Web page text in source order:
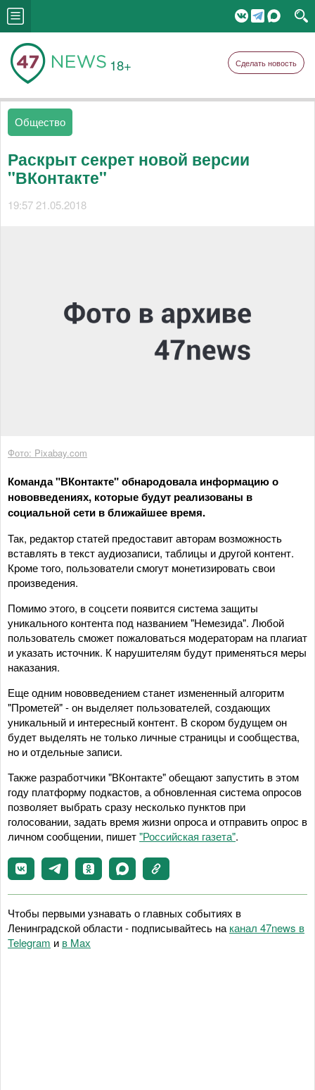
18+ Сделать новость
Общество
Раскрыт секрет новой версии
"ВКонтакте"
19:57 21.05.2018
Фото: Pixabay.com
Команда "ВКонтакте" обнародовала информацию о
нововведениях, которые будут реализованы в
социальной сети в ближайшее время.
Так, редактор статей предоставит авторам возможность
вставлять в текст аудиозаписи, таблицы и другой контент.
Кроме того, пользователи смогут монетизировать свои
произведения.
Помимо этого, в соцсети появится система защиты
уникального контента под названием "Немезида". Любой
пользователь сможет пожаловаться модераторам на плагиат
и указать источник. К нарушителям будут применяться меры
наказания.
Еще одним нововведением станет измененный алгоритм
"Прометей" - он выделяет пользователей, создающих
уникальный и интересный контент. В скором будущем он
будет выделять не только личные страницы и сообщества,
но и отдельные записи.
Также разработчики "ВКонтакте" обещают запустить в этом
году платформу подкастов, а обновленная система опросов
позволяет выбрать сразу несколько пунктов при
голосовании, задать время жизни опроса и отправить опрос в
личном сообщении, пишет"Российская газета".
Чтобы первыми узнавать о главных событиях в
Ленинградской области - подписывайтесь на канал 47news в
Telegram и в Maх